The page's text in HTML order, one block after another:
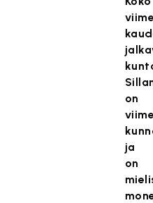
viime
on
ja
on